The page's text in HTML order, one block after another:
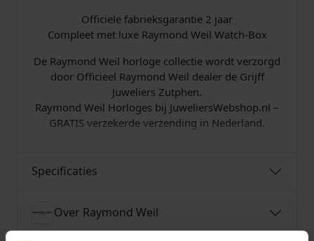
Officiele fabrieksgarantie 2 jaar
Compleet met luxe Raymond Weil Watch-Box
De Raymond Weil horloge collectie wordt verzorgd
door Officieel Raymond Weil dealer de Grijff
Juweliers Zutphen.
Raymond Weil Horloges bij JuweliersWebshop.nl –
GRATIS verzekerde verzending in Nederland.
Specificaties
Over Raymond Weil